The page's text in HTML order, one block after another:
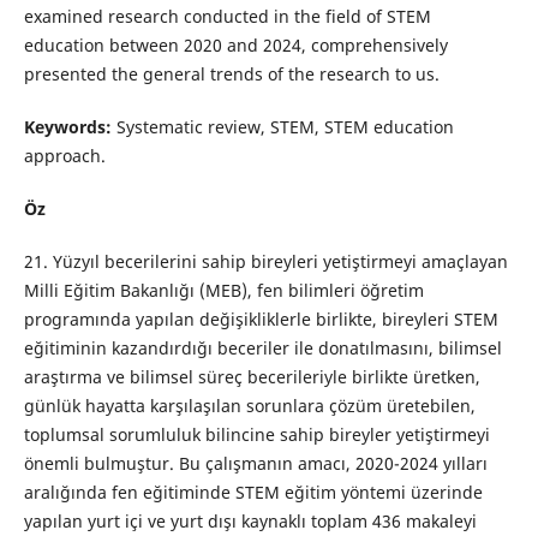
examined research conducted in the field of STEM
education between 2020 and 2024, comprehensively
presented the general trends of the research to us.
Keywords: Systematic review, STEM, STEM education
approach.
Öz
21. Yüzyıl becerilerini sahip bireyleri yetiştirmeyi amaçlayan
Milli Eğitim Bakanlığı (MEB), fen bilimleri öğretim
programında yapılan değişikliklerle birlikte, bireyleri STEM
eğitiminin kazandırdığı beceriler ile donatılmasını, bilimsel
araştırma ve bilimsel süreç becerileriyle birlikte üretken,
günlük hayatta karşılaşılan sorunlara çözüm üretebilen,
toplumsal sorumluluk bilincine sahip bireyler yetiştirmeyi
önemli bulmuştur. Bu çalışmanın amacı, 2020-2024 yılları
aralığında fen eğitiminde STEM eğitim yöntemi üzerinde
yapılan yurt içi ve yurt dışı kaynaklı toplam 436 makaleyi